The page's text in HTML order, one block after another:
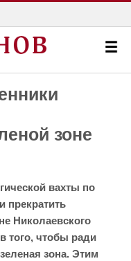
зоне
вахты по
прекратить
Николаевского
того, чтобы ради
зона. Этим